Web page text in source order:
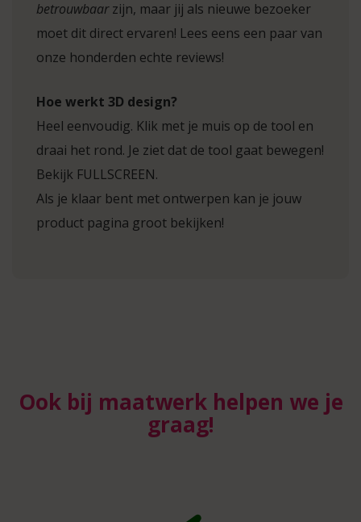
betrouwbaarzijn, maar jij als nieuwe bezoeker
moet dit direct ervaren! Lees eens een paar van
onze honderden echte reviews!
Hoe werkt 3D design?
Heel eenvoudig. Klik met je muis op de tool en
draai het rond. Je ziet dat de tool gaat bewegen!
Bekijk FULLSCREEN.
Als je klaar bent met ontwerpen kan je jouw
product pagina groot bekijken!
Ook bij maatwerk helpen we je
graag!